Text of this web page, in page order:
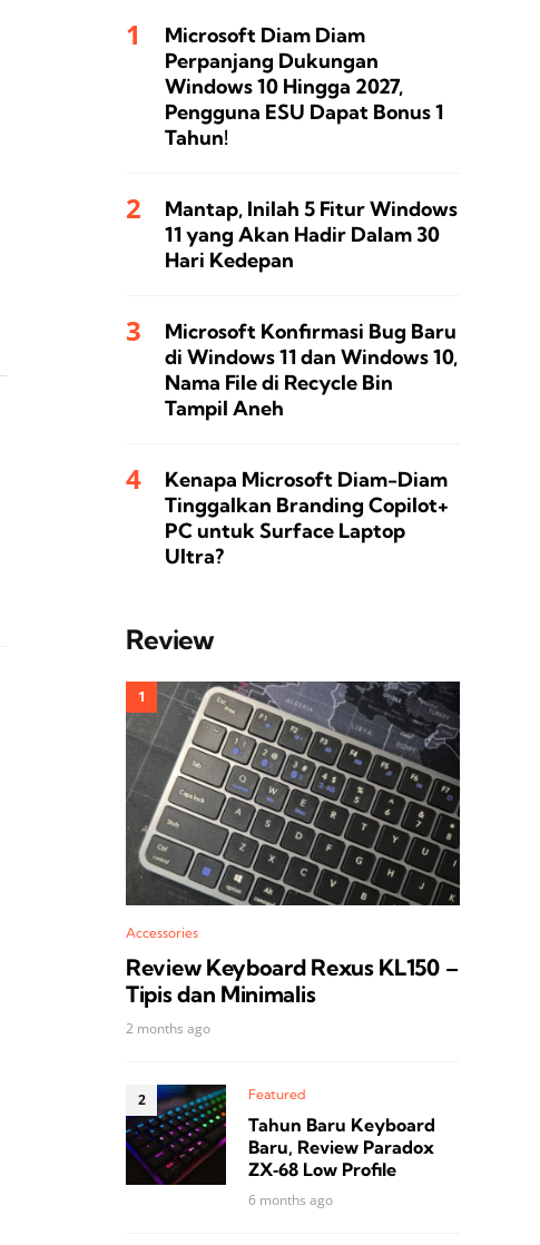
Microsoft Diam Diam
Perpanjang Dukungan
Windows 10 Hingga 2027,
Pengguna ESU Dapat Bonus 1
Tahun!
Mantap, Inilah 5 Fitur Windows
11 yang Akan Hadir Dalam 30
Hari Kedepan
Microsoft Konfirmasi Bug Baru
di Windows 11 dan Windows 10,
Nama File di Recycle Bin
Tampil Aneh
Kenapa Microsoft Diam-Diam
Tinggalkan Branding Copilot+
PC untuk Surface Laptop
Ultra?
Review
Accessories
Review Keyboard Rexus KL150 –
Tipis dan Minimalis
2 months ago
Featured
Tahun Baru Keyboard
Baru, Review Paradox
ZX‑68 Low Profile
6 months ago